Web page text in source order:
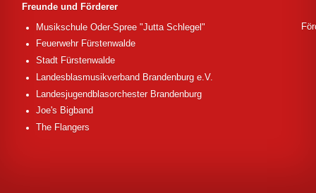
Freunde und Förderer
Musikschule Oder-Spree "Jutta Schlegel"
Feuerwehr Fürstenwalde
Stadt Fürstenwalde
Landesblasmusikverband Brandenburg e.V.
Landesjugendblasorchester Brandenburg
Joe's Bigband
The Flangers